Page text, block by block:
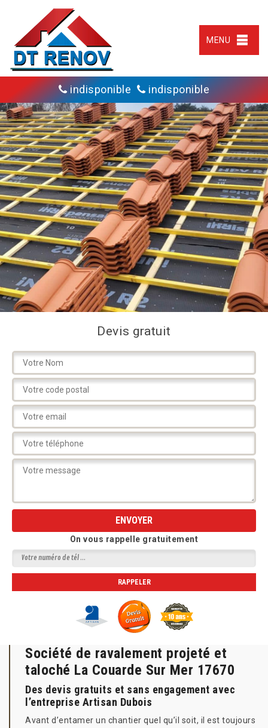
MENU
indisponible indisponible
Devis gratuit
On vous rappelle gratuitement
Société de ravalement projeté et
taloché La Couarde Sur Mer 17670
Des devis gratuits et sans engagement avec
l’entreprise Artisan Dubois
Avant d’entamer un chantier quel qu’il soit, il est toujours